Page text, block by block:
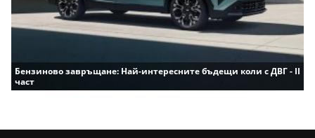
Бензиново завръщане: Най-интересните бъдещи коли с ДВГ - II
част